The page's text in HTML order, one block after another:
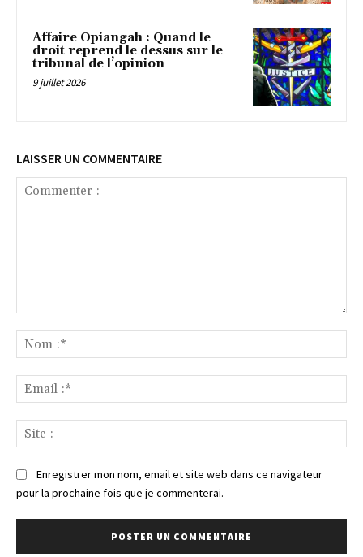
Affaire Opiangah : Quand le
droit reprend le dessus sur le
tribunal de l’opinion
9 juillet 2026
LAISSER UN COMMENTAIRE
:*
:*
:
Enregistrer mon nom, email et site web dans ce navigateur
pour la prochaine fois que je commenterai.